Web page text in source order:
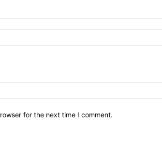
for the next time I comment.